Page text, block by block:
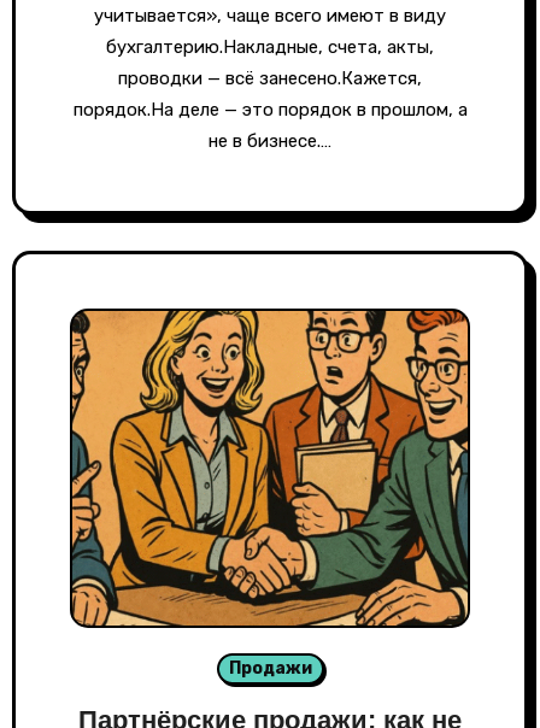
учитывается», чаще всего имеют в виду
бухгалтерию.Накладные, счета, акты,
проводки — всё занесено.Кажется,
порядок.На деле — это порядок в прошлом, а
не в бизнесе.…
Продажи
Партнёрские продажи: как не